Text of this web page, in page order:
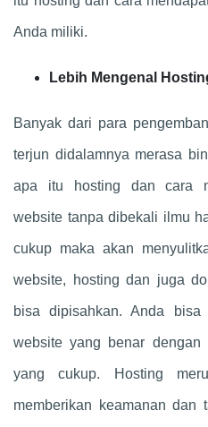
Anda miliki.
Lebih Mengenal
Banyak dari para
terjun didalamnya merasa
apa itu hosting dan cara
website tanpa dibekali ilmu
cukup maka akan
website, hosting dan juga
bisa dipisahkan. Anda bisa
website yang benar dengan
yang cukup. Hosting
memberikan keamanan dan